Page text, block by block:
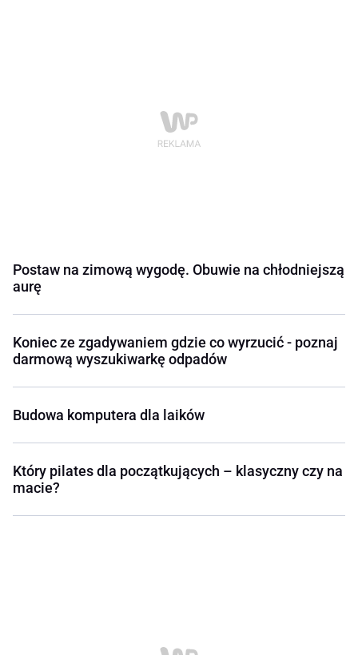
Postaw na zimową wygodę. Obuwie na chłodniejszą
aurę
Koniec ze zgadywaniem gdzie co wyrzucić - poznaj
darmową wyszukiwarkę odpadów
Budowa komputera dla laików
Który pilates dla początkujących – klasyczny czy na
macie?